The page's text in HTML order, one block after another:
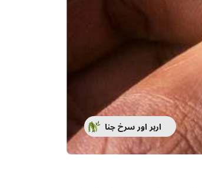
ارہر اور سرخ چنا